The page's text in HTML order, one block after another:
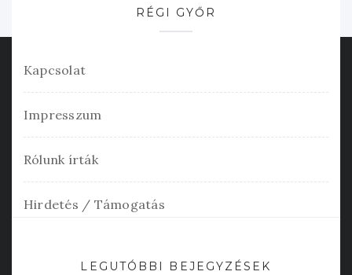
RÉGI GYŐR
Kapcsolat
Impresszum
Rólunk írták
Hirdetés / Támogatás
LEGUTÓBBI BEJEGYZÉSEK